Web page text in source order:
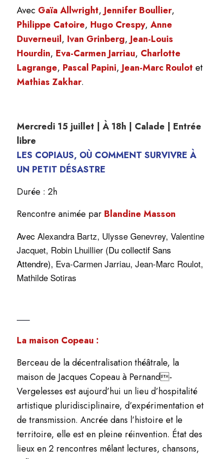
Avec Gaïa Allwright, Jennifer Boullier,
Philippe Catoire, Hugo Crespy, Anne
Duverneuil, Ivan Grinberg, Jean-Louis
Hourdin, Eva-Carmen Jarriau, Charlotte
Lagrange, Pascal Papini, Jean-Marc Roulot et
Mathias Zakhar.
Mercredi 15 juillet | À 18h | Calade | Entrée
libre
LES COPIAUS, OÙ COMMENT SURVIVRE À
UN PETIT DÉSASTRE
Durée : 2h
Rencontre animée par Blandine Masson
Avec Alexandra Bartz, Ulysse Genevrey, Valentine
Jacquet, Robin Lhuillier(Du collectif Sans
Attendre), Eva-Carmen Jarriau, Jean-Marc Roulot,
Mathilde Sotiras
—–
La maison Copeau :
Berceau de la décentralisation théâtrale, la
maison de Jacques Copeau à Pernand-
Vergelesses est aujourd’hui un lieu d’hospitalité
artistique pluridisciplinaire, d’expérimentation et
de transmission. Ancrée dans l’histoire et le
territoire, elle est en pleine réinvention. État des
lieux en 2 rencontres mêlant lectures, chansons,